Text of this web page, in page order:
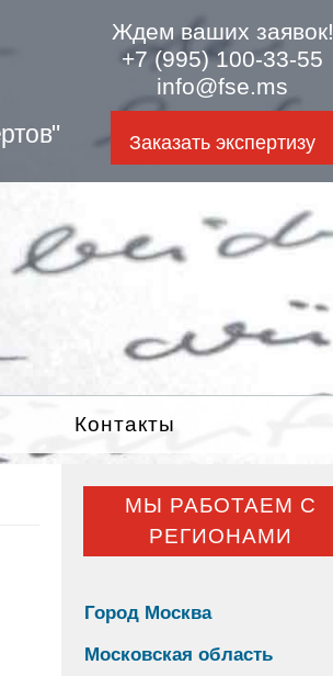
Ждем ваших заявок!
+7 (995) 100-33-55
info@fse.ms
Заказать экспертизу
Контакты
МЫ РАБОТАЕМ С
РЕГИОНАМИ
Город Москва
Московская область